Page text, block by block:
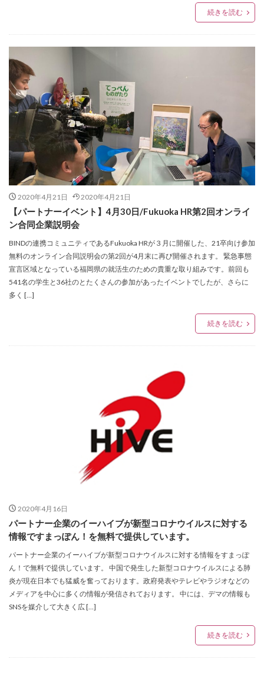
続きを読む
2020年4月21日 2020年4月21日
【パートナーイベント】4月30日/Fukuoka HR第2回オンライ
ン合同企業説明会
BINDの連携コミュニティであるFukuoka HRが３月に開催した、21卒向け参加
無料のオンライン合同説明会の第2回が4月末に再び開催されます。 緊急事態
宣言区域となっている福岡県の就活生のための貴重な取り組みです。前回も
541名の学生と36社のとたくさんの参加があったイベントでしたが、さらに
多く […]
続きを読む
2020年4月16日
パートナー企業のイーハイブが新型コロナウイルスに対する
情報ですまっぽん！を無料で提供しています。
パートナー企業のイーハイブが新型コロナウイルスに対する情報をすまっぽ
ん！で無料で提供しています。 中国で発生した新型コロナウイルスによる肺
炎が現在日本でも猛威を奮っております。政府発表やテレビやラジオなどの
メディアを中心に多くの情報が発信されております。 中には、デマの情報も
SNSを媒介して大きく広 […]
続きを読む